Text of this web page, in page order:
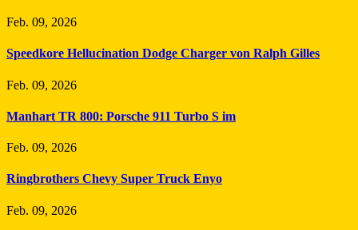
Feb. 09, 2026
Speedkore Hellucination Dodge Charger von Ralph Gilles
Feb. 09, 2026
Manhart TR 800: Porsche 911 Turbo S im
Feb. 09, 2026
Ringbrothers Chevy Super Truck Enyo
Feb. 09, 2026